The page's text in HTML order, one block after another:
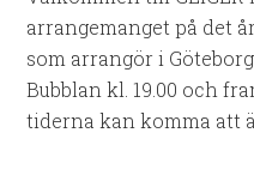
arrangemanget på det
som arrangör i
Bubblan kl. 19.00 och
tiderna kan komma att